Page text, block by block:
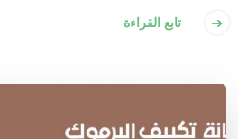
تابع القراءة